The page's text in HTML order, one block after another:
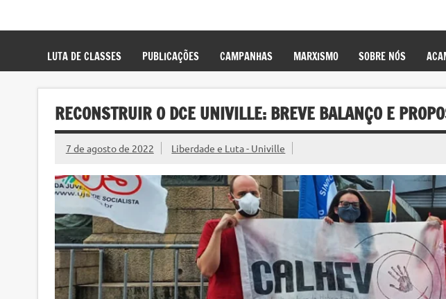
LUTA DE CLASSES PUBLICAÇÕES CAMPANHAS MARXISMO SOBRE NÓS
RECONSTRUIR O DCE UNIVILLE: BREVE BALANÇO E
7 de agosto de 2022 Liberdade e Luta - Univille